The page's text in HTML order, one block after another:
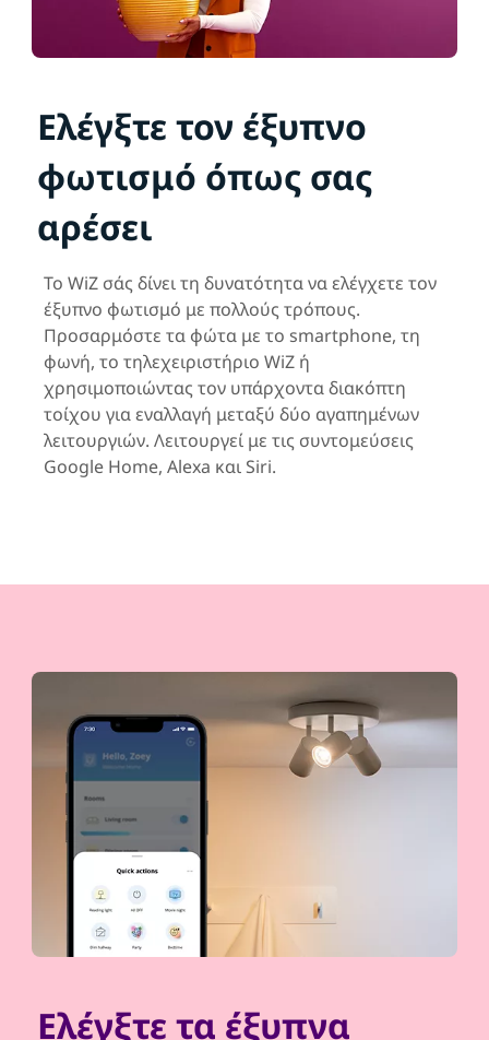
Ελέγξτε τον έξυπνο
φωτισμό όπως σας
αρέσει
Το WiZ σάς δίνει τη δυνατότητα να ελέγχετε τον
έξυπνο φωτισμό με πολλούς τρόπους.
Προσαρμόστε τα φώτα με το smartphone, τη
φωνή, το τηλεχειριστήριο WiZ ή
χρησιμοποιώντας τον υπάρχοντα διακόπτη
τοίχου για εναλλαγή μεταξύ δύο αγαπημένων
λειτουργιών. Λειτουργεί με τις συντομεύσεις
Google Home, Alexa και Siri.
Ελέγξτε τα έξυπνα